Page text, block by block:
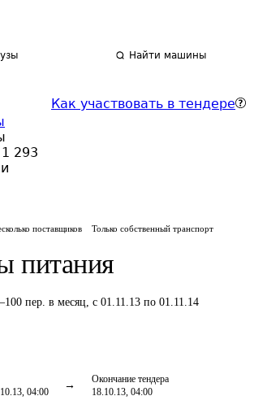
Найти машины
293
Как участвовать в тендере
поставщиков Только собственный транспорт
питания
–100 пер. в месяц,с 01.11.13 по 01.11.14
04:00
Окончание тендера
18.10.13, 04:00